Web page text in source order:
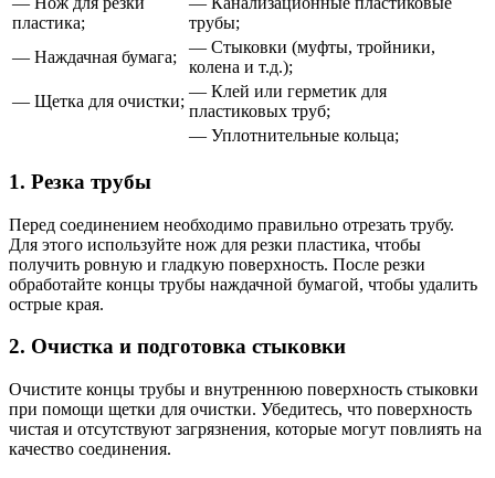
пластика;
трубы;
— Наждачная бумага;
— Стыковки (муфты, тройники,
колена и т.д.);
— Щетка для очистки;
— Клей или герметик для
пластиковых труб;
— Уплотнительные кольца;
1. Резка трубы
Перед соединением необходимо правильно отрезать трубу.
Для этого используйте нож для резки пластика, чтобы
получить ровную и гладкую поверхность. После резки
обработайте концы трубы наждачной бумагой, чтобы удалить
острые края.
2. Очистка и подготовка стыковки
Очистите концы трубы и внутреннюю поверхность стыковки
при помощи щетки для очистки. Убедитесь, что поверхность
чистая и отсутствуют загрязнения, которые могут повлиять на
качество соединения.